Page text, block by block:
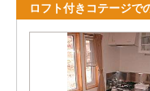
ロフト付きコテージで